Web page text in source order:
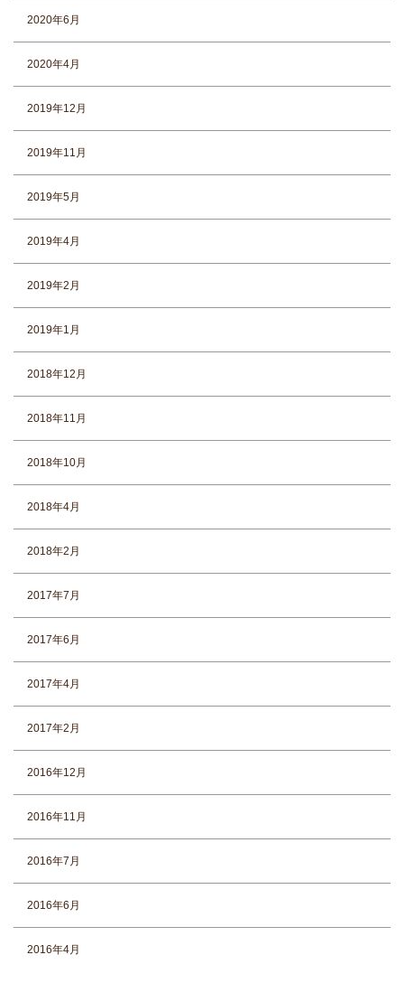
2020年6月
2020年4月
2019年12月
2019年11月
2019年5月
2019年4月
2019年2月
2019年1月
2018年12月
2018年11月
2018年10月
2018年4月
2018年2月
2017年7月
2017年6月
2017年4月
2017年2月
2016年12月
2016年11月
2016年7月
2016年6月
2016年4月